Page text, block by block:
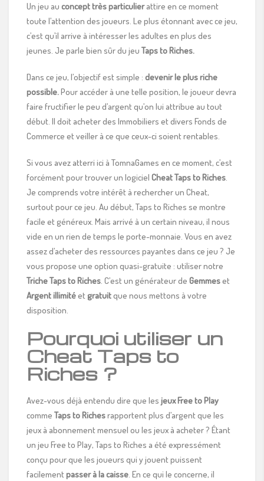
Un jeu au concept très particulierattire en ce moment
toute l’attention des joueurs. Le plus étonnant avec ce jeu,
c’est qu’il arrive à intéresser les adultes en plus des
jeunes. Je parle bien sûr du jeu Taps to Riches.
Dans ce jeu, l’objectif est simple : devenir le plus riche
possible.Pour accéder à une telle position, le joueur devra
faire fructifier le peu d’argent qu’on lui attribue au tout
début. Il doit acheter des Immobiliers et divers Fonds de
Commerce et veiller à ce que ceux-ci soient rentables.
Si vous avez atterri ici à TomnaGames en ce moment, c’est
forcément pour trouver un logiciel Cheat Taps to Riches.
Je comprends votre intérêt à rechercher un Cheat,
surtout pour ce jeu. Au début, Taps to Riches se montre
facile et généreux. Mais arrivé à un certain niveau, il nous
vide en un rien de temps le porte-monnaie. Vous en avez
assez d’acheter des ressources payantes dans ce jeu ? Je
vous propose une option quasi-gratuite : utiliser notre
Triche Taps to Riches. C’est un générateur de Gemmeset
Argent illimitéetgratuitque nous mettons à votre
disposition.
Pourquoi utiliser un
Cheat Taps to
Riches ?
Avez-vous déjà entendu dire que les jeux Free to Play
comme Taps to Richesrapportent plus d’argent que les
jeux à abonnement mensuel ou les jeux à acheter ? Étant
un jeu Free to Play, Taps to Riches a été expressément
conçu pour que les joueurs qui y jouent puissent
facilementpasser à la caisse. En ce qui le concerne, il